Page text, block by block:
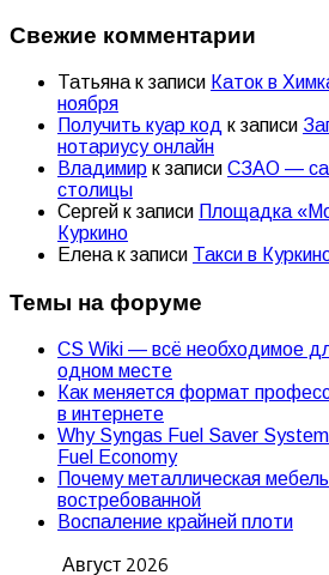
Свежие комментарии
Татьяна к записи Каток в
ноября
Получить куар код к записи
нотариусу онлайн
Владимир к записи СЗАО —
столицы
Сергей к записи Площадка
Куркино
Елена к записи Такси в
Темы на форуме
CS Wiki — всё необходимое
одном месте
Как меняется формат
в интернете
Why Syngas Fuel Saver
Fuel Economy
Почему металлическая
востребованной
Воспаление крайней плоти
Август 2026